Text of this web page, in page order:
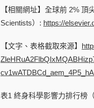
【相關網址】全球前 2% 頂
Scientists）: https://
【文字、表格截取來源】
表1 終身科學影響力排行榜（